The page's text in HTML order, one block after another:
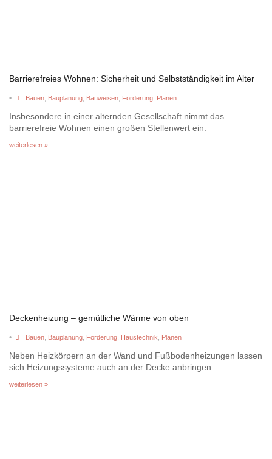
Barrierefreies Wohnen: Sicherheit und Selbstständigkeit im Alter
• Bauen, Bauplanung, Bauweisen, Förderung, Planen
Insbesondere in einer alternden Gesellschaft nimmt das
barrierefreie Wohnen einen großen Stellenwert ein.
weiterlesen »
Deckenheizung – gemütliche Wärme von oben
• Bauen, Bauplanung, Förderung, Haustechnik Planen
Neben Heizkörpern an der Wand und Fußbodenheizungen lassen
sich Heizungssysteme auch an der Decke anbringen.
weiterlesen »